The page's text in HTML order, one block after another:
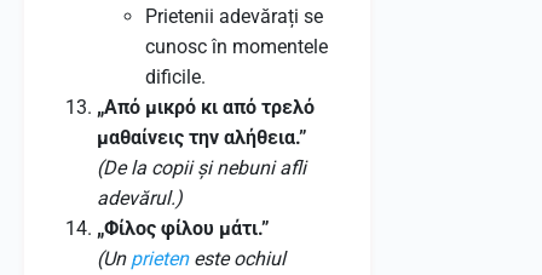
Prietenii adevărați se
cunosc în momentele
dificile.
„Από μικρό κι από τρελό
μαθαίνεις την αλήθεια.”
(De la copii și nebuni afli
adevărul.)
„Φίλος φίλου μάτι.”
(Un prieteneste ochiul